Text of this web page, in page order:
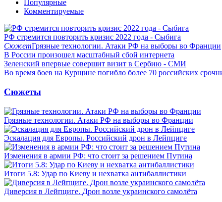
Популярные
Комментируемые
РФ стремится повторить кризис 2022 года - Сыбига
СюжетГрязные технологии. Атаки РФ на выборы во Франции
В России произошел масштабный сбой интернета
Зеленский впервые совершит визит в Сербию - СМИ
Во время боев на Курщине погибло более 70 российских
Сюжеты
Грязные технологии. Атаки РФ на выборы во Франции
Эскалация для Европы. Российский дрон в Лейпциге
Изменения в армии РФ: что стоит за решением Путина
Итоги 5.8: Удар по Киеву и нехватка антибаллистики
Диверсия в Лейпциге. Дрон возле украинского самолёта